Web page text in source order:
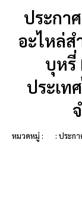
ประกา
อะไหล่ส
บุหรี่
ประเท
หมวดหมู่ : : ประก